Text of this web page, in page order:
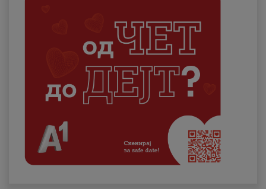
Деловни
Поддршка
Надополни кредит
Плати сметка